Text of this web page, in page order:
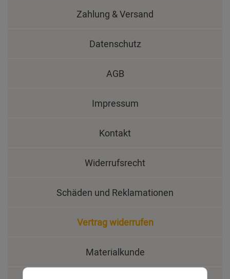
Zahlung & Versand
Datenschutz
AGB
Impressum
Kontakt
Widerrufsrecht
Schäden und Reklamationen
Vertrag widerrufen
Materialkunde